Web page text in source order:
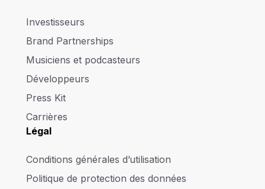
Investisseurs
Brand Partnerships
Musiciens et podcasteurs
Développeurs
Press Kit
Carrières
Légal
Conditions générales d’utilisation
Politique de protection des données